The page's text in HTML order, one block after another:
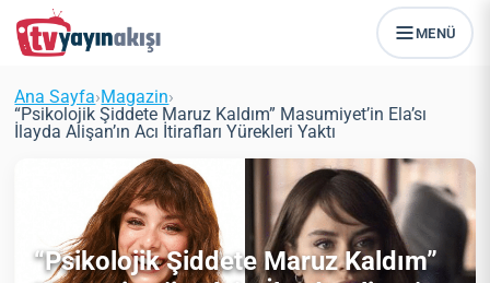
MENÜ
Ana Sayfa›Magazin›
“Psikolojik Şiddete Maruz Kaldım” Masumiyet’in Ela’sı
İlayda Alişan’ın Acı İtirafları Yürekleri Yaktı
“Psikolojik Şiddete Maruz Kaldım”